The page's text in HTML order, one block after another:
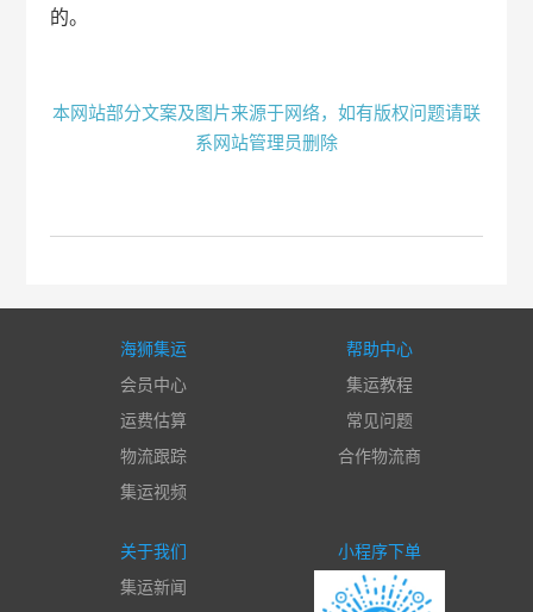
的。
本网站部分文案及图片来源于网络，如有版权问题请联
系网站管理员删除
海狮集运
会员中心
运费估算
物流跟踪
集运视频
帮助中心
集运教程
常见问题
合作物流商
关于我们
集运新闻
小程序下单